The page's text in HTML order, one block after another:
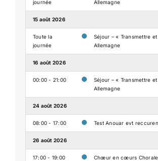
journée
Allemagne
15 août 2026
Toute la
journée
Séjour – « Transmettre
Allemagne
16 août 2026
00:00 - 21:00
Séjour – « Transmettre
Allemagne
24 août 2026
08:00 - 17:00 Test Anouar evt
26 août 2026
17:00 - 19:00
Chœur en cœurs